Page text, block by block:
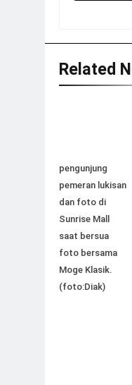
Related
pengunjung
pemeran lukisan
dan foto di
Sunrise Mall
saat bersua
foto bersama
Moge Klasik.
(foto:Diak)